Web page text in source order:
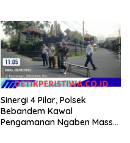
Sinergi 4 Pilar, Polsek
Bebandem Kawal
Pengamanan Ngaben Massal